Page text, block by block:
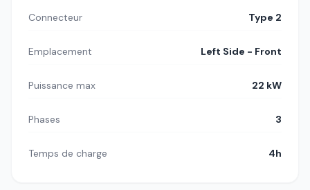
Connecteur Type 2
Emplacement Left Side - Front
Puissance max 22 kW
Phases 3
Temps de charge 4h